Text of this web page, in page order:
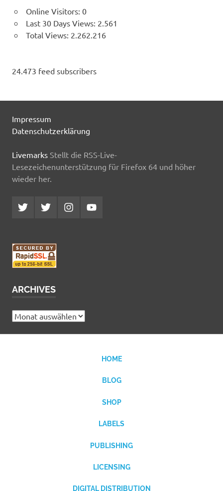
Online Visitors: 0
Last 30 Days Views: 2.561
Total Views: 2.262.216
24.473 feed subscribers
Impressum
Datenschutzerklärung
Livemarks Stellt die RSS-Live-
Lesezeichenunterstützung für Firefox 64 und höher
wieder her.
Twitter
MCDP
Twitter
Musicradiostation
InstagramYouTube
ARCHIVES
Archives
HOME
BLOG
SHOP
LABELS
PUBLISHING
LICENSING
DIGITAL DISTRIBUTION